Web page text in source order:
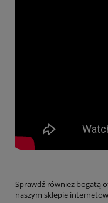
Sprawdź również bogatą
naszym sklepie